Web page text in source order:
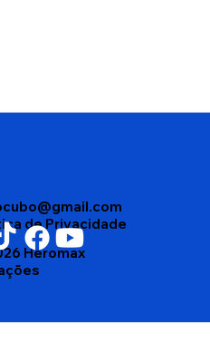
Pesquisas aponta
de Privacidade
Heromax